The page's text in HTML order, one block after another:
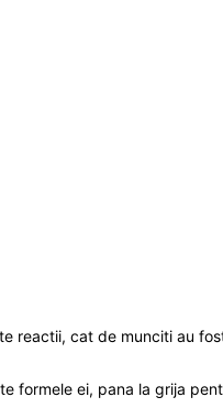
reactii, cat de munciti au
formele ei, pana la grija